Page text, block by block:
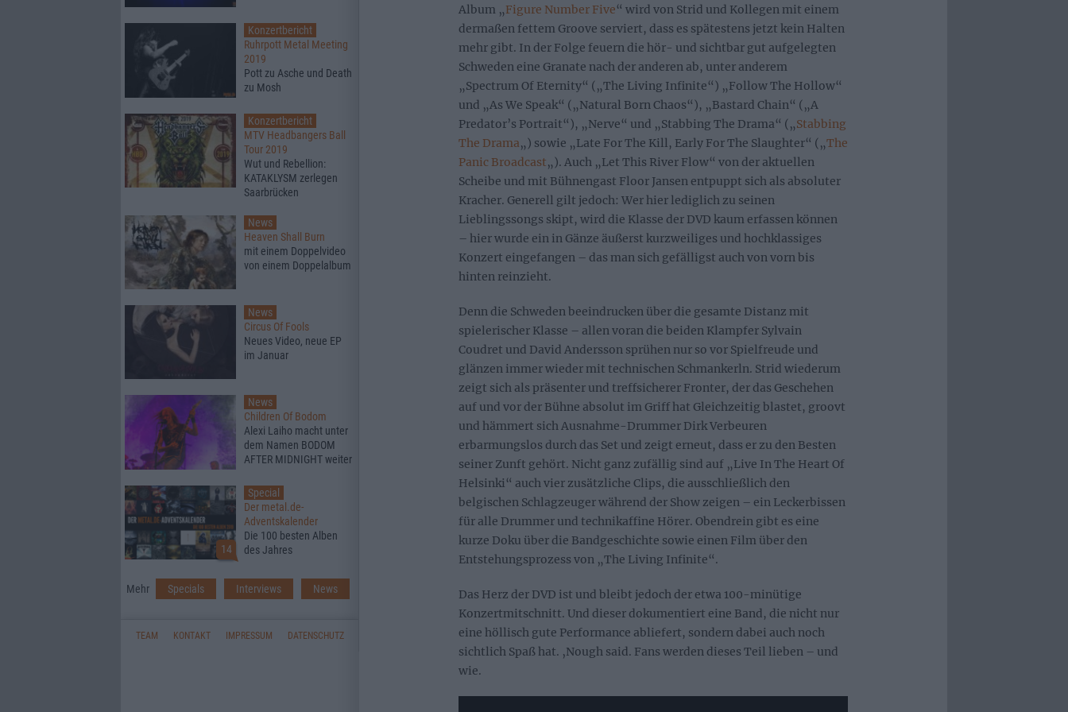
Album „Figure Number Five“ wird von Strid und Kollegen mit einem
dermaßen fettem Groove serviert, dass es spätestens jetzt kein Halten
mehr gibt. In der Folge feuern die hör- und sichtbar gut aufgelegten
Schweden eine Granate nach der anderen ab, unter anderem
„Spectrum Of Eternity“ („The Living Infinite“) „Follow The Hollow“
und „As We Speak“ („Natural Born Chaos“), „Bastard Chain“ („A
Predator’s Portrait“), „Nerve“ und „Stabbing The Drama“ („Stabbing
The Drama„) sowie „Late For The Kill, Early For The Slaughter“ („The
Panic Broadcast„). Auch „Let This River Flow“ von der aktuellen
Scheibe und mit Bühnengast Floor Jansen entpuppt sich als absoluter
Kracher. Generell gilt jedoch: Wer hier lediglich zu seinen
Lieblingssongs skipt, wird die Klasse der DVD kaum erfassen können
– hier wurde ein in Gänze äußerst kurzweiliges und hochklassiges
Konzert eingefangen – das man sich gefälligst auch von vorn bis
hinten reinzieht.
Denn die Schweden beeindrucken über die gesamte Distanz mit
spielerischer Klasse – allen voran die beiden Klampfer Sylvain
Coudret und David Andersson sprühen nur so vor Spielfreude und
glänzen immer wieder mit technischen Schmankerln. Strid wiederum
zeigt sich als präsenter und treffsicherer Fronter, der das Geschehen
auf und vor der Bühne absolut im Griff hat Gleichzeitig blastet, groovt
und hämmert sich Ausnahme-Drummer Dirk Verbeuren
erbarmungslos durch das Set und zeigt erneut, dass er zu den Besten
seiner Zunft gehört. Nicht ganz zufällig sind auf „Live In The Heart Of
Helsinki“ auch vier zusätzliche Clips, die ausschließlich den
belgischen Schlagzeuger während der Show zeigen – ein Leckerbissen
für alle Drummer und technikaffine Hörer. Obendrein gibt es eine
kurze Doku über die Bandgeschichte sowie einen Film über den
Entstehungsprozess von „The Living Infinite“.
Das Herz der DVD ist und bleibt jedoch der etwa 100-minütige
Konzertmitschnitt. Und dieser dokumentiert eine Band, die nicht nur
eine höllisch gute Performance abliefert, sondern dabei auch noch
sichtlich Spaß hat. ‚Nough said. Fans werden dieses Teil lieben – und
wie.
Konzertbericht
Ruhrpott Metal Meeting
2019
Pott zu Asche und Death
zu Mosh
Konzertbericht
MTV Headbangers Ball
Tour 2019
Wut und Rebellion:
KATAKLYSM zerlegen
Saarbrücken
News
Heaven Shall Burn
mit einem Doppelvideo
von einem Doppelalbum
News
Circus Of Fools
Neues Video, neue EP
im Januar
News
Children Of Bodom
Alexi Laiho macht unter
dem Namen BODOM
AFTER MIDNIGHT weiter
14
Special
Der metal.de-
Adventskalender
Die 100 besten Alben
des Jahres
Mehr Specials Interviews News
TEAM KONTAKT IMPRESSUM DATENSCHUTZ